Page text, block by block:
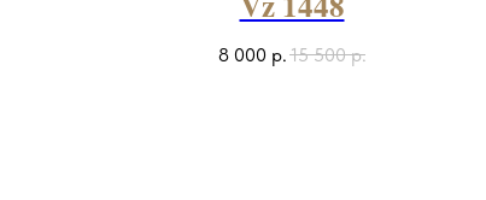
8 000 р.15 500 р.